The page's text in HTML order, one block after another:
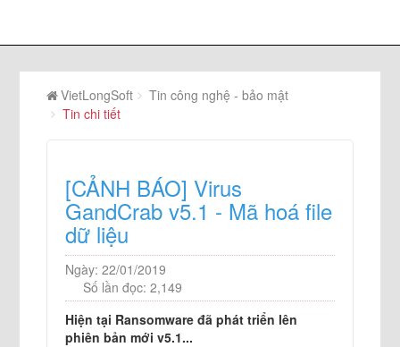
VietLongSoft
Tin công nghệ - bảo mật
Tin chi tiết
[CẢNH BÁO] Virus
GandCrab v5.1 - Mã hoá file
dữ liệu
Ngày: 22/01/2019
Số lần đọc: 2,149
Hiện tại Ransomware đã phát triển lên
phiên bản mới v5.1...